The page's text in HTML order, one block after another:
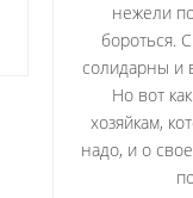
нежели
бороться.
солидарны и
Но вот
хозяйкам,
надо, и о